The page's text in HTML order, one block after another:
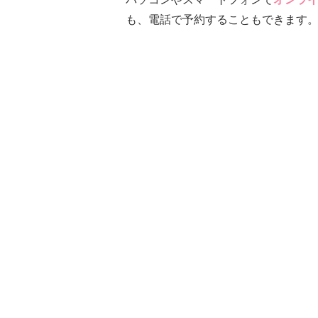
も、電話で予約することもできます。